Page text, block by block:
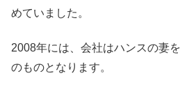
めていました。
2008年には、会社はハンスの妻
のものとなります。